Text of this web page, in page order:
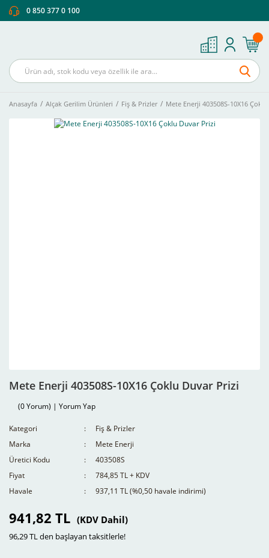
0 850 377 0 100
Anasayfa Alçak Gerilim Ürünleri Fiş & Prizler Mete Enerji 403508S-10X16
Mete Enerji 403508S-10X16 Çoklu Duvar Prizi
(0 Yorum) | Yorum Yap
Kategori
Fiş & Prizler
Marka
Mete Enerji
Üretici Kodu
403508S
Fiyat
784,85 TL + KDV
Havale
937,11 TL (%0,50 havale indirimi)
941,82 TL (KDV Dahil)
96,29 TL den başlayan taksitlerle!